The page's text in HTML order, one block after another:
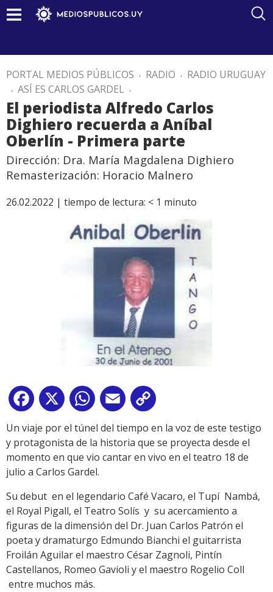
PORTAL MEDIOS PÚBLICOS . RADIO . RADIO URUGUAY
. ASÍ ES CARLOS GARDEL .
El periodista Alfredo Carlos
Dighiero recuerda a Aníbal
Oberlín - Primera parte
Dirección: Dra. María Magdalena Dighiero
Remasterización: Horacio Malnero
26.02.2022 | tiempo de lectura: < 1 minuto
Facebook
X WhatsApp
Email
Link
Un viaje por el túnel del tiempo en la voz de este testigo
y protagonista de la historia que se proyecta desde el
momento en que vio cantar en vivo en el teatro 18 de
julio a Carlos Gardel.
Su debut en el legendario Café Vacaro, el Tupí Nambá,
el Royal Pigall, el Teatro Solís y su acercamiento a
figuras de la dimensión del Dr. Juan Carlos Patrón el
poeta y dramaturgo Edmundo Bianchi el guitarrista
Froilán Aguilar el maestro César Zagnoli, Pintín
Castellanos, Romeo Gavioli y el maestro Rogelio Coll
entre muchos más.